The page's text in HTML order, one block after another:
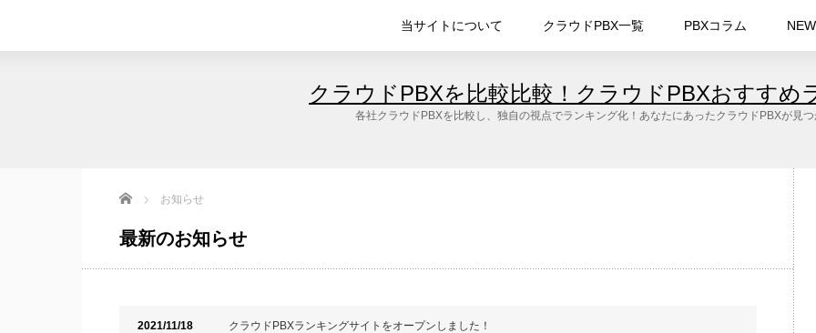
クラウドPBXを比較比較！クラウドPBXおすすめ
各社クラウドPBXを比較し、独自の視点でランキング化！あなたにあったクラウドPBXが見つ
当サイトについて クラウドPBX一覧 PBXコラム
Home お知らせ
最新のお知らせ
2021/11/18 クラウドPBXランキングサイトをオープンしました！